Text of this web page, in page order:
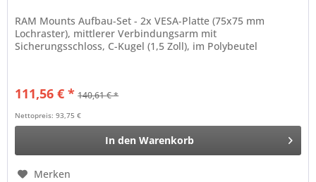
RAM Mounts Aufbau-Set - 2x VESA-Platte (75x75 mm
Lochraster), mittlerer Verbindungsarm mit
Sicherungsschloss, C-Kugel (1,5 Zoll), im Polybeutel
111,56 € * 140,61 € *
Nettopreis: 93,75 €
In den Warenkorb
Merken